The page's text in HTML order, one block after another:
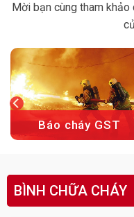
Mời bạn cùng tham
Báo cháy GST
BÌNH CHỮA CHÁY